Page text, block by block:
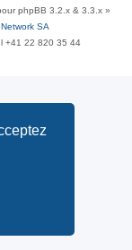
phpBB 3.2.x & 3.3.x »
SA
+41 22 820 35 44